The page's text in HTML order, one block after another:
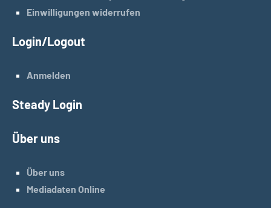
Einwilligungen widerrufen
Login/Logout
Anmelden
Steady Login
Über uns
Über uns
Mediadaten Online